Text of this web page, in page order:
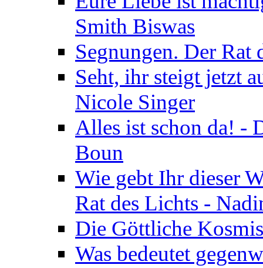
Smith Biswas
Segnungen. Der
Seht, ihr steigt jetzt
Nicole Singer
Alles ist schon da! -
Boun
Wie gebt Ihr dieser
Rat des Lichts -
Die Göttliche
Was bedeutet